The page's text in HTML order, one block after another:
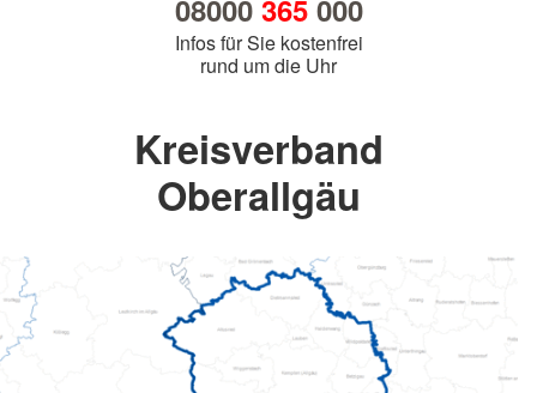
08000 365000
Infos für Sie kostenfrei
rund um die Uhr
Kreisverband
Oberallgäu